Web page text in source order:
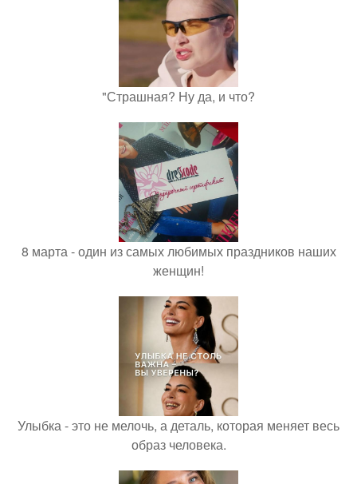
"Страшная? Ну да, и что?
8 марта - один из самых любимых праздников наших
женщин!
Улыбка - это не мелочь, а деталь, которая меняет весь
образ человека.